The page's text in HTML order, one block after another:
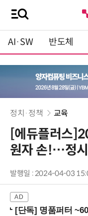
AI·SW 반도체
정치·정책 교육
[에듀플러스
원자 손!…정
발행일 : 2024-04-03
[단독] 명품퍼터